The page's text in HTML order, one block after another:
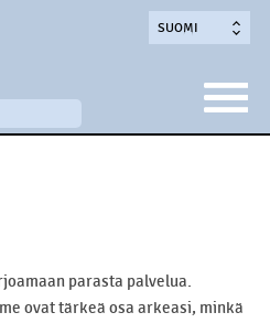
SUOMI
parasta palvelua.
ovat tärkeä osa arkeasi, minkä